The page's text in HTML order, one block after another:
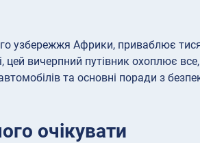
узбережжя Африки, приваблює
цей вичерпний путівник охоплює
та основні поради з
очікувати